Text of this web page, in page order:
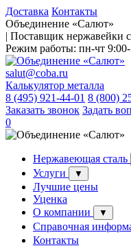
Доставка Контакты
Объединение «Салют»
| Поставщик нержавейки
Режим работы: пн-чт
salut@coba.ru
Калькулятор металла
8 (495) 921-44-01 8 (800)
Заказать звонок Задать
0
Нержавеющая сталь
Услуги ▼
Лучшие цены
Уценка
О компании
▼
Справочная
Контакты